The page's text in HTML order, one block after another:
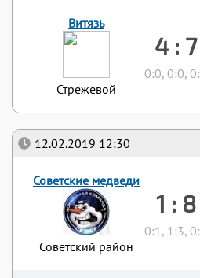
12.02.2019 12:30
Советские медведи
Советский район
1 : 8
0:1, 1:3,
Витязь
Стрежевой
4 : 7
0:0, 0:0,